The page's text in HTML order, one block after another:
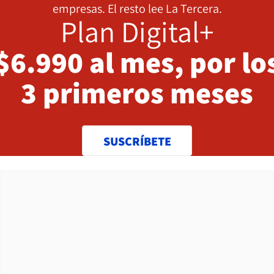
empresas. El resto lee La Tercera.
Plan Digital+
al mes, por
3 primeros meses
SUSCRÍBETE